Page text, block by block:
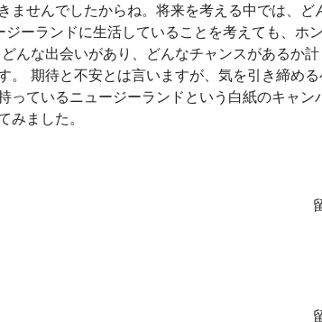
せんでしたからね。将来を考える中では、
ーランドに生活していることを考えても、ホ
んな出会いがあり、どんなチャンスがあるか
期待と不安とは言いますが、気を引き締め
ているニュージーランドという白紙のキャン
ました。